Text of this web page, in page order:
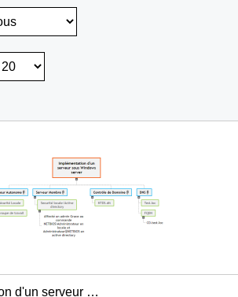
Implémentation d'un serveur sous Windows server